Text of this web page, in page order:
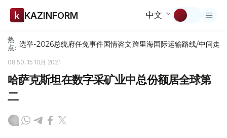
KAZINFORM 中文
热
点: 选举-2026总统府任免事件国情咨文跨里海国际运输路线/中间走廊
08:50, 15 10月 2021
哈萨克斯坦在数字采矿业中总份额居全球第
二